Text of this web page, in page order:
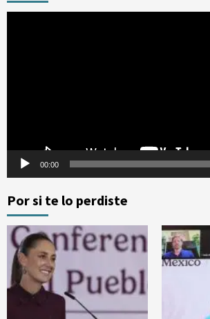
00:00
Por si te lo perdiste